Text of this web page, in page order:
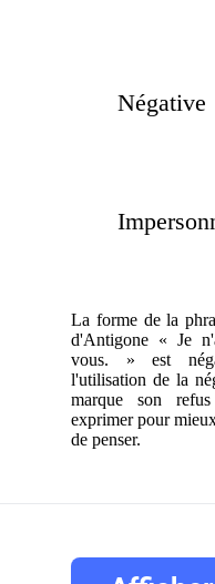
Négative
La forme de la
d'Antigone « Je
vous. » est
l'utilisation de la
marque son
exprimer pour
de penser.